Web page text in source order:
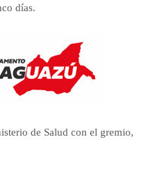
días.
de Salud con el gremio,